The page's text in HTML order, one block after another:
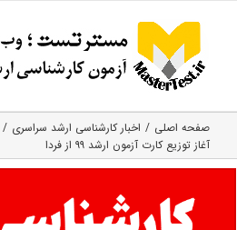
content
صفحه اصلی
اخبار کارشناسی ارشد سراسری
آغاز توزیع کارت آزمون ارشد ۹۹ از فردا